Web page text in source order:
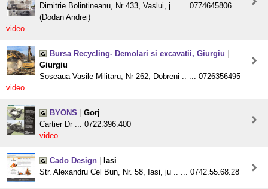
Dimitrie Bolintineanu, Nr 433, Vaslui, j .. ... 0774645806
(Dodan Andrei)
video
Bursa Recycling- Demolari si excavatii, Giurgiu
Giurgiu
Soseaua Vasile Militaru, Nr 262, Dobreni .. ... 0726356495
video
BYONS
Gorj
Cartier Dr ... 0722.396.400
video
Cado Design
Iasi
Str. Alexandru Cel Bun, Nr. 58, Iasi, ju .. ... 0742.55.68.28